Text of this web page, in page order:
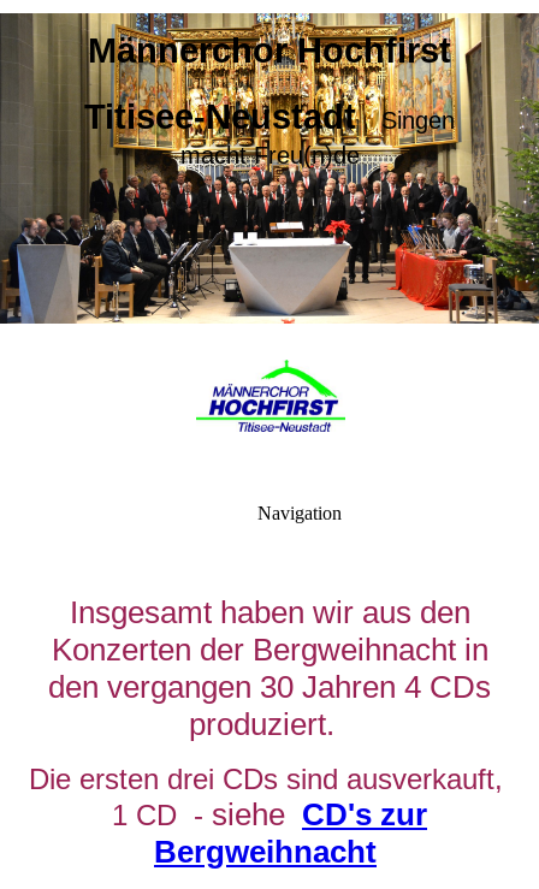
Männerchor Hochfirst
Titisee-Neustadt
Singen
macht Freu(n)de
Navigation
Insgesamt haben wir aus den
Konzerten der Bergweihnacht in
den vergangen 30 Jahren 4 CDs
produziert.
Die ersten drei CDs sind ausverkauft,
1 CD - siehe CD's zur
Bergweihnacht